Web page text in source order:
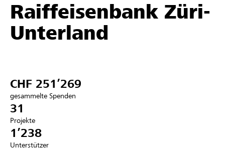
Hilfe & Support
Partner / Raiffeisenbank
Anmelden
Registrieren
Raiffeisenbank Züri-
Unterland
CHF 251’269
gesammelte Spenden
31
Projekte
1’238
Unterstützer